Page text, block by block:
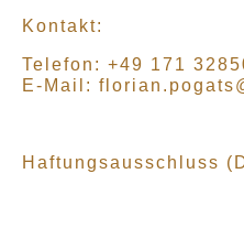
Kontakt:
Telefon: +49 171
E-Mail:
Haftungsausschluss